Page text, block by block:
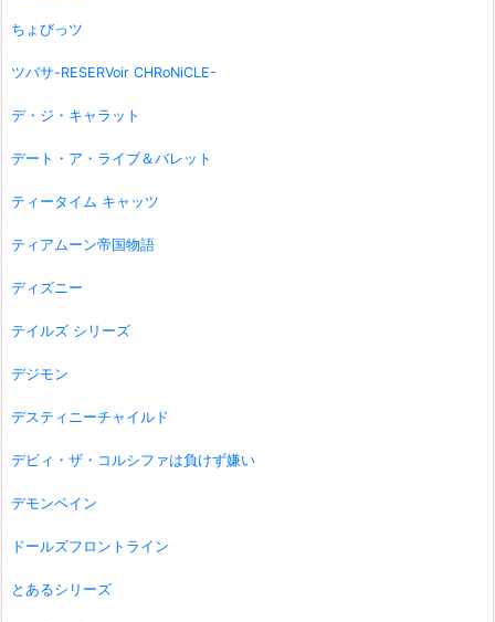
ちょびっツ
ツバサ-RESERVoir CHRoNiCLE-
デ・ジ・キャラット
デート・ア・ライブ＆バレット
ティータイム キャッツ
ティアムーン帝国物語
ディズニー
テイルズ シリーズ
デジモン
デスティニーチャイルド
デビィ・ザ・コルシファは負けず嫌い
デモンベイン
ドールズフロントライン
とあるシリーズ